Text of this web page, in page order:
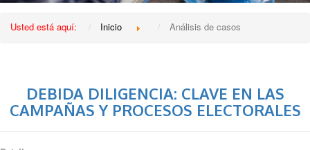
Usted está aquí: Inicio Análisis de casos
DEBIDA DILIGENCIA: CLAVE EN LAS
CAMPAÑAS Y PROCESOS ELECTORALES